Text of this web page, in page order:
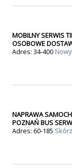
MOBILNY SERWIS
OSOBOWE
Adres: 34-400
NAPRAWA
POZNAŃ BUS
Adres: 60-185